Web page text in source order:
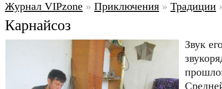
Журнал VIPzone » Приключения » Традиции
Карнайсоз
Звук